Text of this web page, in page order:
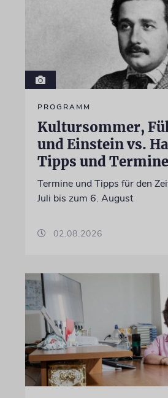
PROGRAMM
Kultursommer,
und Einstein vs.
Tipps und Termine
Termine und Tipps für den
Juli bis zum 6. August
02.08.2026